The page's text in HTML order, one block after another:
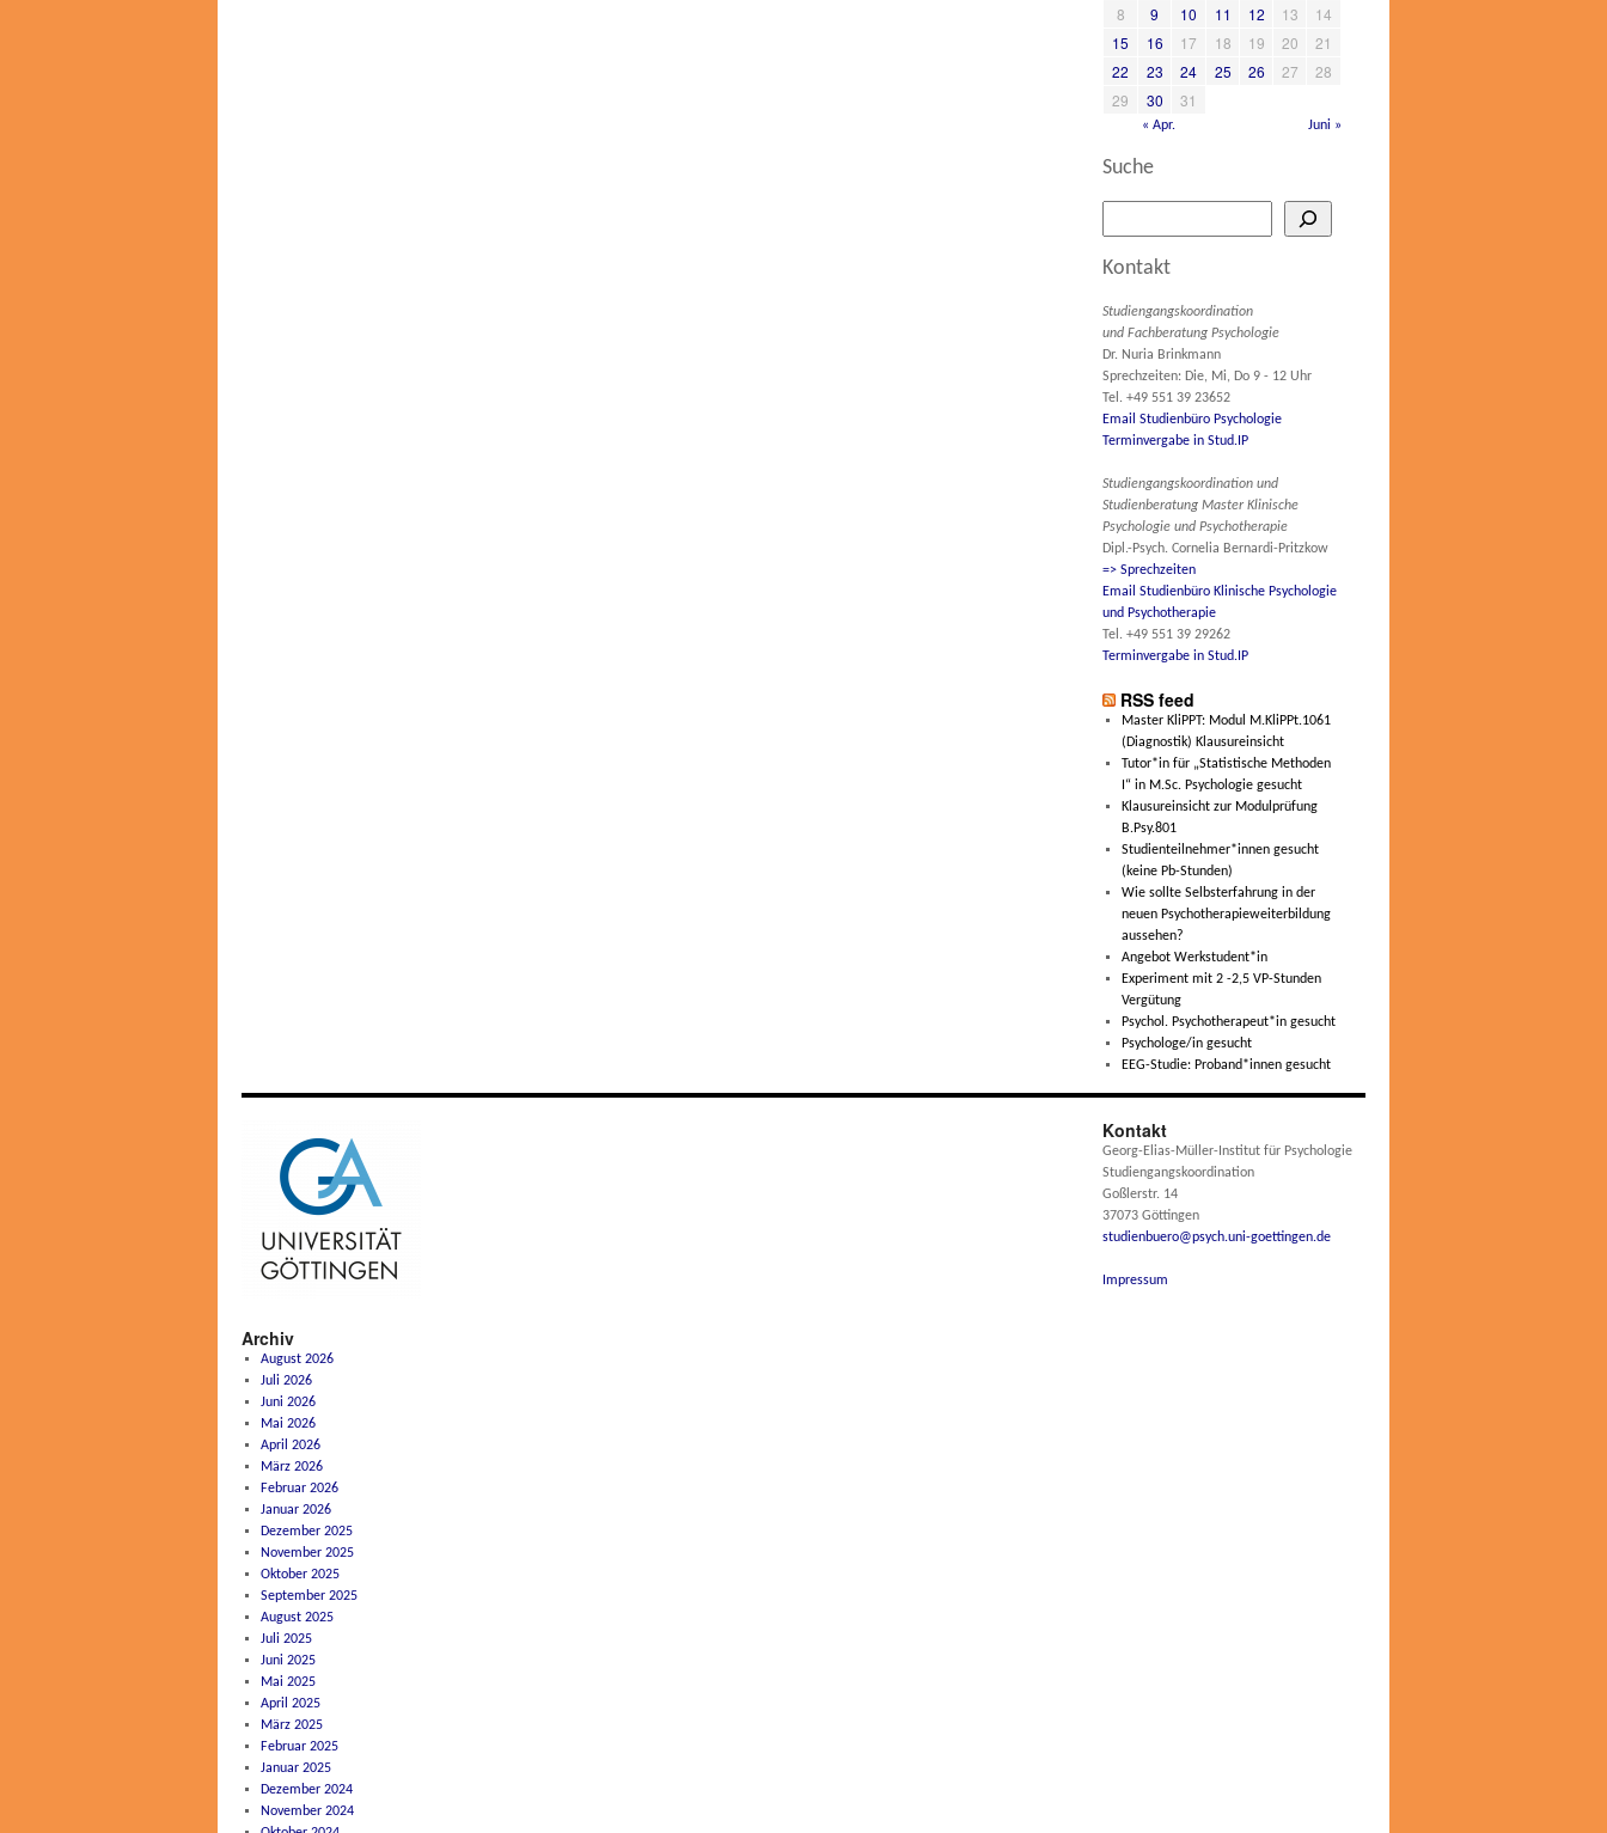
8
9 10 11 12 13
14
15
16 17 18 19 20
21
22
23 24 25 26 27
28
29
30 31
« Apr. Juni »
Suche
Kontakt
Studiengangskoordination
und Fachberatung Psychologie
Dr. Nuria Brinkmann
Sprechzeiten: Die, Mi, Do 9 - 12 Uhr
Tel. +49 551 39 23652
Email Studienbüro Psychologie
Terminvergabe in Stud.IP
Studiengangskoordination und
Studienberatung Master Klinische
Psychologie und Psychotherapie
Dipl.-Psych. Cornelia Bernardi-Pritzkow
=> Sprechzeiten
Email Studienbüro Klinische Psychologie
und Psychotherapie
Tel. +49 551 39 29262
Terminvergabe in Stud.IP
RSS feed
Master KliPPT: Modul M.KliPPt.1061
(Diagnostik) Klausureinsicht
Tutor*in für „Statistische Methoden
I“ in M.Sc. Psychologie gesucht
Klausureinsicht zur Modulprüfung
B.Psy.801
Studienteilnehmer*innen gesucht
(keine Pb-Stunden)
Wie sollte Selbsterfahrung in der
neuen Psychotherapieweiterbildung
aussehen?
Angebot Werkstudent*in
Experiment mit 2 -2,5 VP-Stunden
Vergütung
Psychol. Psychotherapeut*in gesucht
Psychologe/in gesucht
EEG-Studie: Proband*innen gesucht
Archiv
August 2026
Juli 2026
Juni 2026
Mai 2026
April 2026
März 2026
Februar 2026
Januar 2026
Dezember 2025
November 2025
Oktober 2025
September 2025
August 2025
Juli 2025
Juni 2025
Mai 2025
April 2025
März 2025
Februar 2025
Januar 2025
Dezember 2024
November 2024
Kontakt
Georg-Elias-Müller-Institut für Psychologie
Studiengangskoordination
Goßlerstr. 14
37073 Göttingen
studienbuero@psych.uni-goettingen.de
Impressum